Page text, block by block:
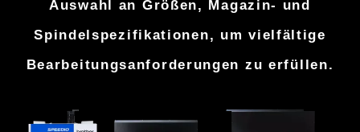
Auswahl an Größen, Magazin- und
Spindelspezifikationen, um vielfältige
Bearbeitungsanforderungen zu erfüllen.